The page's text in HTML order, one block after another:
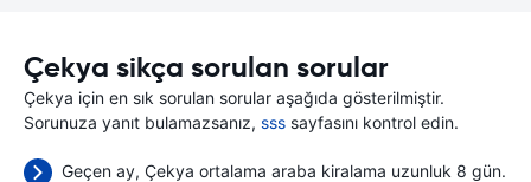
Çekya sikça sorulan sorular
Çekya için en sık sorulan sorular aşağıda gösterilmiştir.
Sorunuza yanıt bulamazsanız, sss sayfasını kontrol edin.
Geçen ay, Çekya ortalama araba kiralama uzunluk 8 gün.